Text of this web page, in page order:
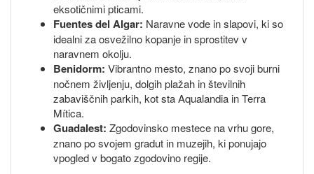
eksotičnimi pticami.
Fuentes del Algar: Naravne vode in slapovi, ki so
idealni za osvežilno kopanje in sprostitev v
naravnem okolju.
Benidorm: Vibrantno mesto, znano po svoji burni
nočnem življenju, dolgih plažah in številnih
zabaviščnih parkih, kot sta Aqualandia in Terra
Mítica.
Guadalest: Zgodovinsko mestece na vrhu gore,
znano po svojem gradut in muzejih, ki ponujajo
vpogled v bogato zgodovino regije.